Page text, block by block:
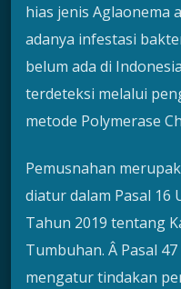
hias jenis Aglaonema
adanya infestasi
belum ada di
terdeteksi melalui
metode Polymerase
Pemusnahan
diatur dalam Pasal 16
Tahun 2019 tentang
Tumbuhan. Â Pasal
mengatur tindakan